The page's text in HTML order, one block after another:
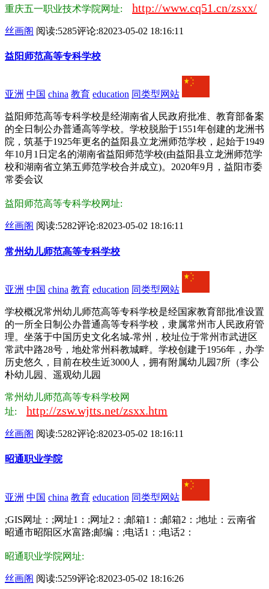
重庆五一职业技术学院网址: http://www.cq51.cn/zsxx/
丝画阁 阅读:5285评论:82023-05-02 18:16:11
益阳师范高等专科学校
亚洲 中国 china 教育 education 同类型网站
益阳师范高等专科学校是经湖南省人民政府批准、教育部备案
的全日制公办普通高等学校。学校脱胎于1551年创建的龙洲书
院，筑基于1925年更名的益阳县立龙洲师范学校，起始于1949
年10月1日定名的湖南省益阳师范学校(由益阳县立龙洲师范学
校和湖南省立第五师范学校合并成立)。2020年9月，益阳市委
常委会议
益阳师范高等专科学校网址:
丝画阁 阅读:5282评论:82023-05-02 18:16:11
常州幼儿师范高等专科学校
亚洲 中国 china 教育 education 同类型网站
学校概况常州幼儿师范高等专科学校是经国家教育部批准设置
的一所全日制公办普通高等专科学校，隶属常州市人民政府管
理。坐落于中国历史文化名城-常州，校址位于常州市武进区
常武中路28号，地处常州科教城畔。学校创建于1956年，办学
历史悠久，目前在校生近3000人，拥有附属幼儿园7所（李公
朴幼儿园、遥观幼儿园
常州幼儿师范高等专科学校网
址: http://zsw.wjtts.net/zsxx.htm
丝画阁 阅读:5282评论:82023-05-02 18:16:11
昭通职业学院
亚洲 中国 china 教育 education 同类型网站
;GIS网址：;网址1：;网址2：;邮箱1：;邮箱2：;地址：云南省
昭通市昭阳区水富路;邮编：;电话1：;电话2：
昭通职业学院网址:
丝画阁 阅读:5259评论:82023-05-02 18:16:26